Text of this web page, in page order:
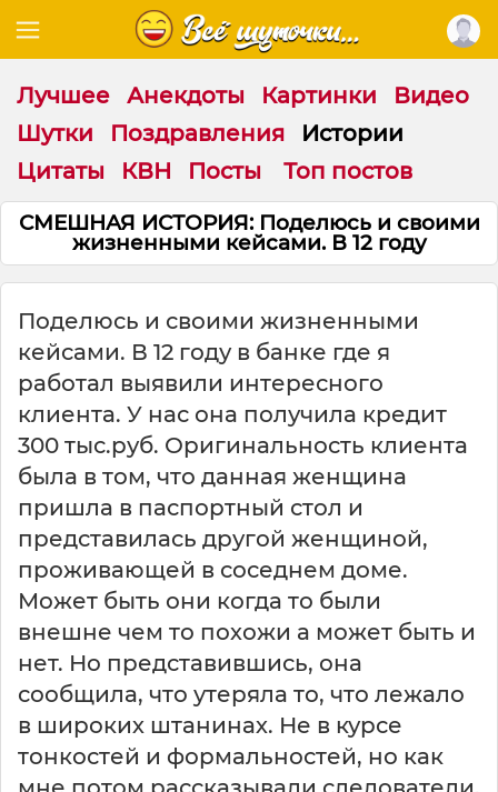
Лучшее Анекдоты Картинки
Видео
Шутки
Поздравления
Истории
Цитаты
КВН Посты Топ постов
СМЕШНАЯ ИСТОРИЯ: Поделюсь и своими
жизненными кейсами. В 12 году
Поделюсь и своими жизненными
кейсами. В 12 году в банке где я
работал выявили интересного
клиента. У нас она получила кредит
300 тыс.руб. Оригинальность клиента
была в том, что данная женщина
пришла в паспортный стол и
представилась другой женщиной,
проживающей в соседнем доме.
Может быть они когда то были
внешне чем то похожи а может быть и
нет. Но представившись, она
сообщила, что утеряла то, что лежало
в широких штанинах. Не в курсе
тонкостей и формальностей, но как